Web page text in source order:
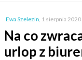
Ewa Szelezin, 1 sierpnia 2020
Na co
urlop z